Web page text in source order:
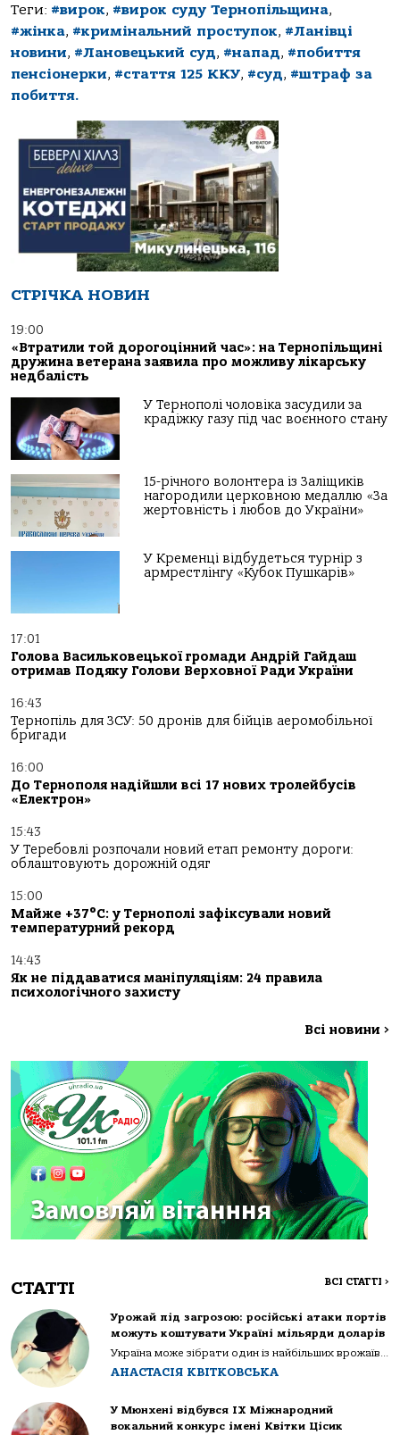
Теги: #вирок, #вирок суду Тернопільщина,
#жінка, #кримінальний проступок, #Ланівці
новини, #Лановецький суд, #напад, #побиття
пенсіонерки, #стаття 125 ККУ, #суд, #штраф за
побиття.
СТРІЧКА НОВИН
19:00
«Втратили той дорогоцінний час»: на Тернопільщині
дружина ветерана заявила про можливу лікарську
недбалість
У Тернополі чоловіка засудили за
крадіжку газу під час воєнного стану
15-річного волонтера із Заліщиків
нагородили церковною медаллю «За
жертовність і любов до України»
У Кременці відбудеться турнір з
армрестлінгу «Кубок Пушкарів»
17:01
Голова Васильковецької громади Андрій Гайдаш
отримав Подяку Голови Верховної Ради України
16:43
Тернопіль для ЗСУ: 50 дронів для бійців аеромобільної
бригади
16:00
До Тернополя надійшли всі 17 нових тролейбусів
«Електрон»
15:43
У Теребовлі розпочали новий етап ремонту дороги:
облаштовують дорожній одяг
15:00
Майже +37°C: у Тернополі зафіксували новий
температурний рекорд
14:43
Як не піддаватися маніпуляціям: 24 правила
психологічного захисту
Всі новини >
СТАТТІ ВСІ СТАТТІ >
Урожай під загрозою: російські атаки портів
можуть коштувати Україні мільярди доларів
Україна може зібрати один із найбільших врожаїв...
АНАСТАСІЯ КВІТКОВСЬКА
У Мюнхені відбувся IX Міжнародний
вокальний конкурс імені Квітки Цісик